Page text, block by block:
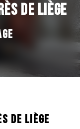
DE LIÈGE
DE LIÈGE